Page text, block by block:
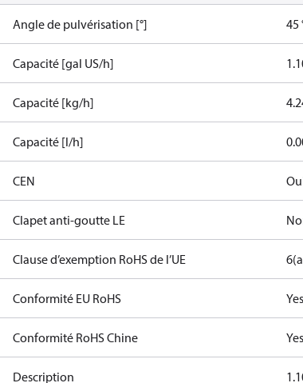
Angle de pulvérisation [°] 45
Capacité [gal US/h]
Capacité [kg/h]
Capacité [l/h]
CEN
Clapet anti-goutte LE
Clause d’exemption RoHS de l’UE
Conformité EU RoHS
Conformité RoHS Chine Yes
Description